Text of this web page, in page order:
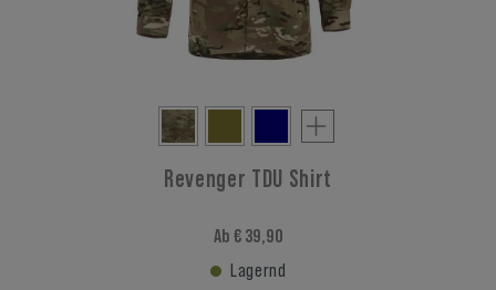
Revenger TDU Shirt
Ab € 39,90
Lagernd